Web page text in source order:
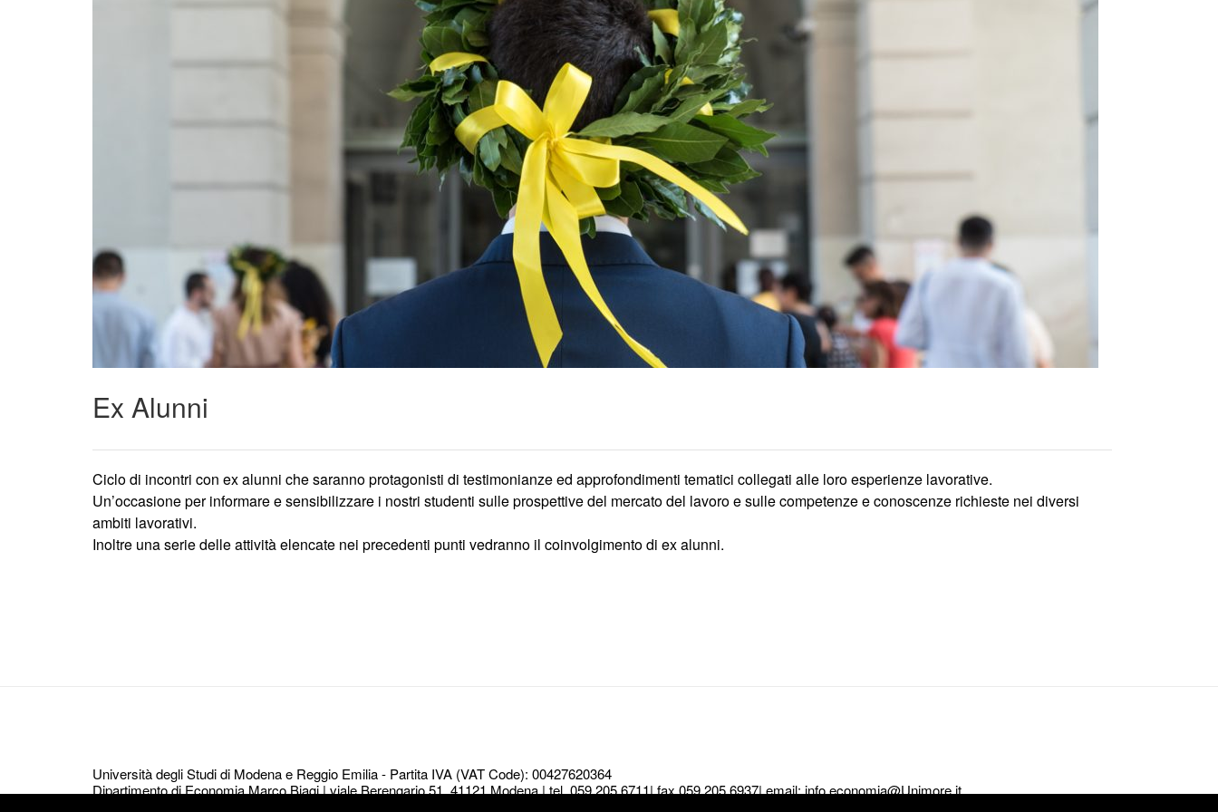
Ex Alunni
Ciclo di incontri con ex alunni che saranno protagonisti di testimonianze ed approfondimenti tematici collegati alle loro esperienze lavorative.
Un’occasione per informare e sensibilizzare i nostri studenti sulle prospettive del mercato del lavoro e sulle competenze e conoscenze richieste nei diversi
ambiti lavorativi.
Inoltre una serie delle attività elencate nei precedenti punti vedranno il coinvolgimento di ex alunni.
Università degli Studi di Modena e Reggio Emilia - Partita IVA (VAT Code): 00427620364
Dipartimento di Economia Marco Biagi | viale Berengario 51, 41121 Modena | tel. 059 205 6711| fax 059 205 6937| email:info.economia@Unimore.it